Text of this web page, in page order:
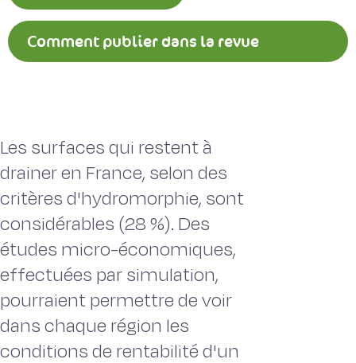
Comment publier dans la revue
Les surfaces qui restent à
drainer en France, selon des
critères d'hydromorphie, sont
considérables (28 %). Des
études micro-économiques,
effectuées par simulation,
pourraient permettre de voir
dans chaque région les
conditions de rentabilité d'un